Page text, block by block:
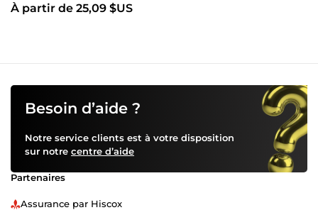
À partir de 25,09 $US
Besoin d’aide ?
Notre service clients est à votre disposition
sur notre centre d’aide
Partenaires
Assurance par Hiscox